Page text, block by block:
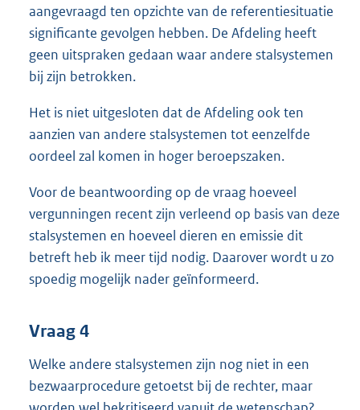
aangevraagd ten opzichte van de referentiesituatie
significante gevolgen hebben. De Afdeling heeft
geen uitspraken gedaan waar andere stalsystemen
bij zijn betrokken.
Het is niet uitgesloten dat de Afdeling ook ten
aanzien van andere stalsystemen tot eenzelfde
oordeel zal komen in hoger beroepszaken.
Voor de beantwoording op de vraag hoeveel
vergunningen recent zijn verleend op basis van deze
stalsystemen en hoeveel dieren en emissie dit
betreft heb ik meer tijd nodig. Daarover wordt u zo
spoedig mogelijk nader geïnformeerd.
Vraag 4
Welke andere stalsystemen zijn nog niet in een
bezwaarprocedure getoetst bij de rechter, maar